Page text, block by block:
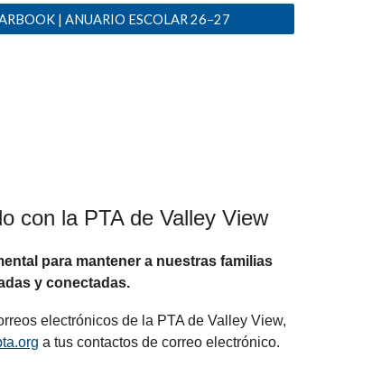
| ANUARIO ESCOLAR 26–27
con la PTA de Valley View
para mantener a nuestras familias
y conectadas.
electrónicos de la PTA de Valley View,
a tus contactos de correo electrónico.